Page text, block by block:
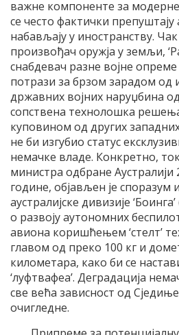
важне компоненте за
се често фактички препуштају
набављају у иностранству.
произвођач оружја у земљи,
снабдевач разне војне
потрази за брзом зарадом
државних војних наруџбина
сопствена технолошка
куповином од других
не би изгубио статус
немачке владе. Конкретно,
министра одбране Аустралији
године, објављен је споразум
аустралијске дивизије
о развоју аутономних
авиона коришћењем ‘стелт’
главом од преко 100 кг и
километара, како би се
‘луфтвафеа’. Деградација
све већа зависност од
очигледне.